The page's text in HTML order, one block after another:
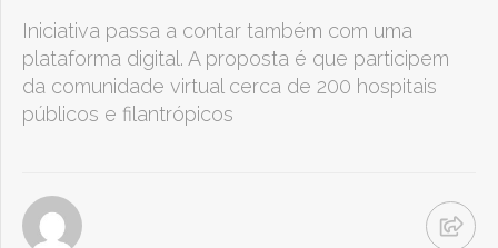
Iniciativa passa a contar também com uma
plataforma digital. A proposta é que participem
da comunidade virtual cerca de 200 hospitais
públicos e filantrópicos